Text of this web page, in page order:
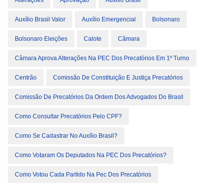
Auxílio Brasil Valor Auxílio Emergencial Bolsonaro
Bolsonaro Eleições Calote Câmara
Câmara Aprova Alterações Na PEC Dos Precatórios Em 1º Turno
Centrão Comissão De Constituição E Justiça Precatórios
Comissão De Precatórios Da Ordem Dos Advogados Do Brasil
Como Consultar Precatórios Pelo CPF?
Como Se Cadastrar No Auxílio Brasil?
Como Votaram Os Deputados Na PEC Dos Precatórios?
Como Votou Cada Partido Na Pec Dos Precatórios